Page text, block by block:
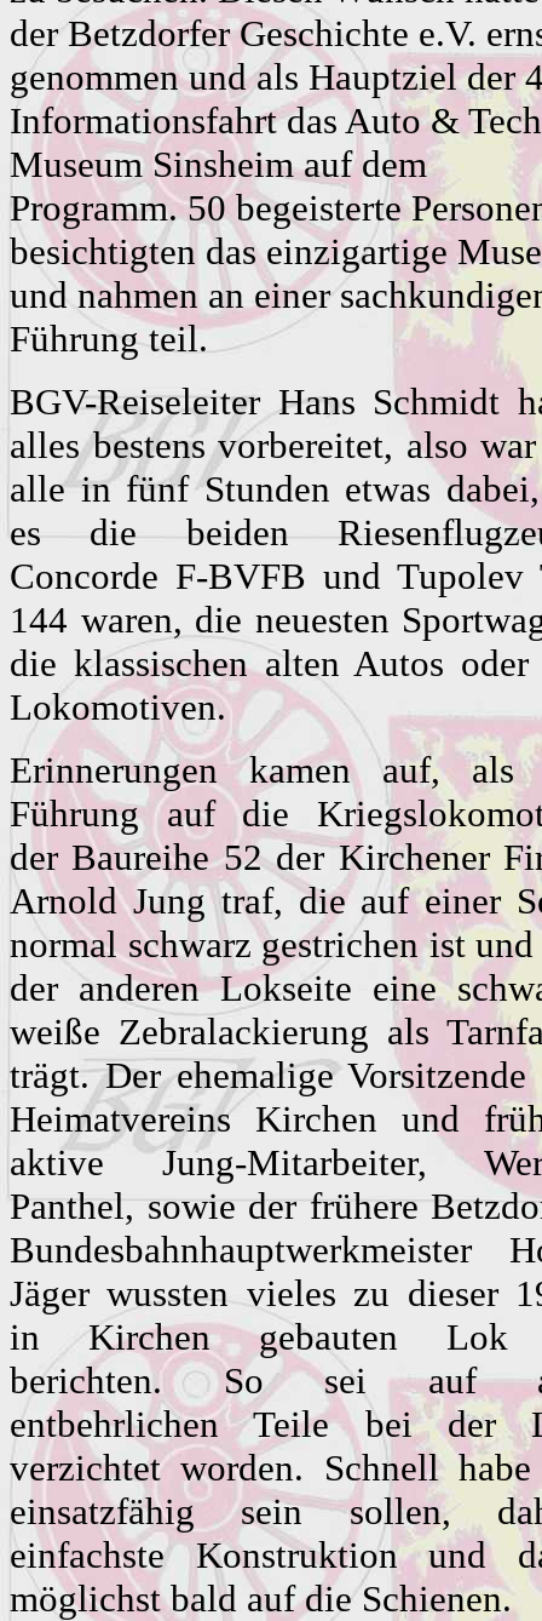
der Betzdorfer Geschichte e.V.
genommen und als Hauptziel der
Informationsfahrt das Auto &
Museum Sinsheim auf dem
Programm. 50 begeisterte
besichtigten das einzigartige
und nahmen an einer
Führung teil.
BGV-Reiseleiter Hans Schmidt
alles bestens vorbereitet, also
alle in fünf Stunden etwas
es die beiden
Concorde F-BVFB und Tupolev
144 waren, die neuesten
die klassischen alten Autos
Lokomotiven.
Erinnerungen kamen auf, als
Führung auf die
der Baureihe 52 der Kirchener
Arnold Jung traf, die auf einer
normal schwarz gestrichen ist
der anderen Lokseite eine
weiße Zebralackierung als
trägt. Der ehemalige Vorsitzende
Heimatvereins Kirchen und
aktive Jung-Mitarbeiter,
Panthel, sowie der frühere
Bundesbahnhauptwerkmeister
Jäger wussten vieles zu dieser
in Kirchen gebauten Lok
berichten. So sei auf
entbehrlichen Teile bei der
verzichtet worden. Schnell
einsatzfähig sein sollen,
einfachste Konstruktion und
möglichst bald auf die Schienen.